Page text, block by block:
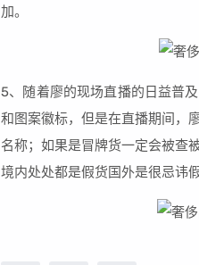
加。
5、随着廖的现场直播的日益普
和图案徽标，但是在直播期间，
名称；如果是冒牌货一定会被查
境内处处都是假货国外是很忌讳